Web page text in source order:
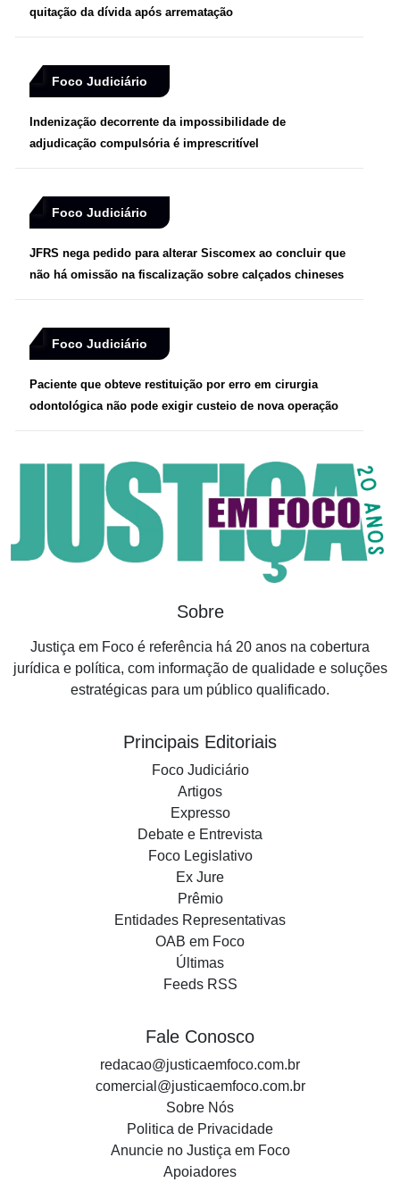
quitação da dívida após arrematação
Foco Judiciário
Indenização decorrente da impossibilidade de
adjudicação compulsória é imprescritível
Foco Judiciário
JFRS nega pedido para alterar Siscomex ao concluir que
não há omissão na fiscalização sobre calçados chineses
Foco Judiciário
Paciente que obteve restituição por erro em cirurgia
odontológica não pode exigir custeio de nova operação
Sobre
Justiça em Foco é referência há 20 anos na cobertura
jurídica e política, com informação de qualidade e soluções
estratégicas para um público qualificado.
Principais Editoriais
Foco Judiciário
Artigos
Expresso
Debate e Entrevista
Foco Legislativo
Ex Jure
Prêmio
Entidades Representativas
OAB em Foco
Últimas
Feeds RSS
Fale Conosco
redacao@justicaemfoco.com.br
comercial@justicaemfoco.com.br
Sobre Nós
Politica de Privacidade
Anuncie no Justiça em Foco
Apoiadores